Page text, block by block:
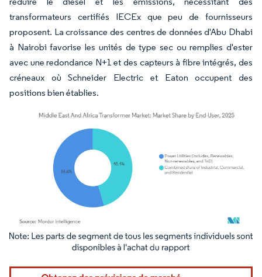
transformateurs certifiés IECEx que peu de fournisseurs
proposent. La croissance des centres de données d'Abu Dhabi
à Nairobi favorise les unités de type sec ou remplies d'ester
avec une redondance N+1 et des capteurs à fibre intégrés, des
créneaux où Schneider Electric et Eaton occupent des
positions bien établies.
Image © Mordor Intelligence. La réutilisation nécessite une attribution sous CC BY